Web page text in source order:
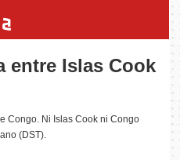
entre Islas Cook
Congo. Ni Islas Cook ni Congo
(DST).